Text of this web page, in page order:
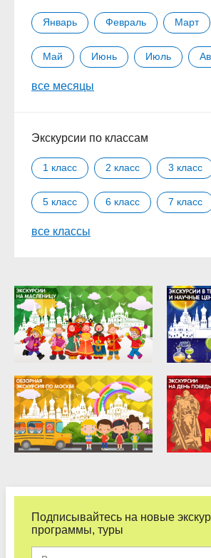
Январь Февраль Март
Май Июнь Июль
Сентябрь
все месяцы
Экскурсии по классам
1 класс 2 класс 3 класс
5 класс 6 класс 7 класс
9 класс
все классы
Подписывайтесь на новые
программы, туры